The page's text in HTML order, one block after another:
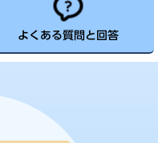
よくある質問と回答